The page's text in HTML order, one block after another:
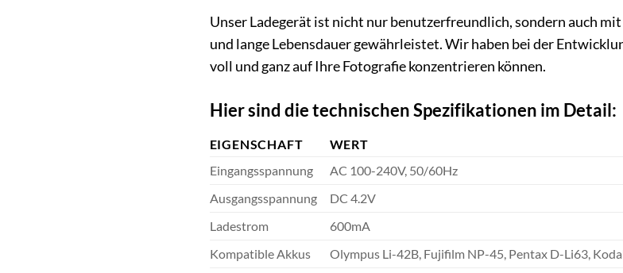
Unser Ladegerät ist nicht nur benutzerfreundlich, sondern auch
und lange Lebensdauer gewährleistet. Wir haben bei der
voll und ganz auf Ihre Fotografie konzentrieren können.
Hier sind die technischen Spezifikationen im Detail:
EIGENSCHAFT
WERT
Eingangsspannung
AC 100-240V, 50/60Hz
Ausgangsspannung
DC 4.2V
Ladestrom
600mA
Kompatible Akkus
Olympus Li-42B, Fujifilm NP-45, Pentax D-Li63,